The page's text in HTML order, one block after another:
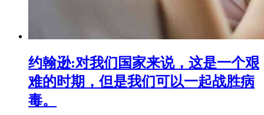
约翰逊:对我们国家来说，这是一个艰
难的时期，但是我们可以一起战胜病
毒。